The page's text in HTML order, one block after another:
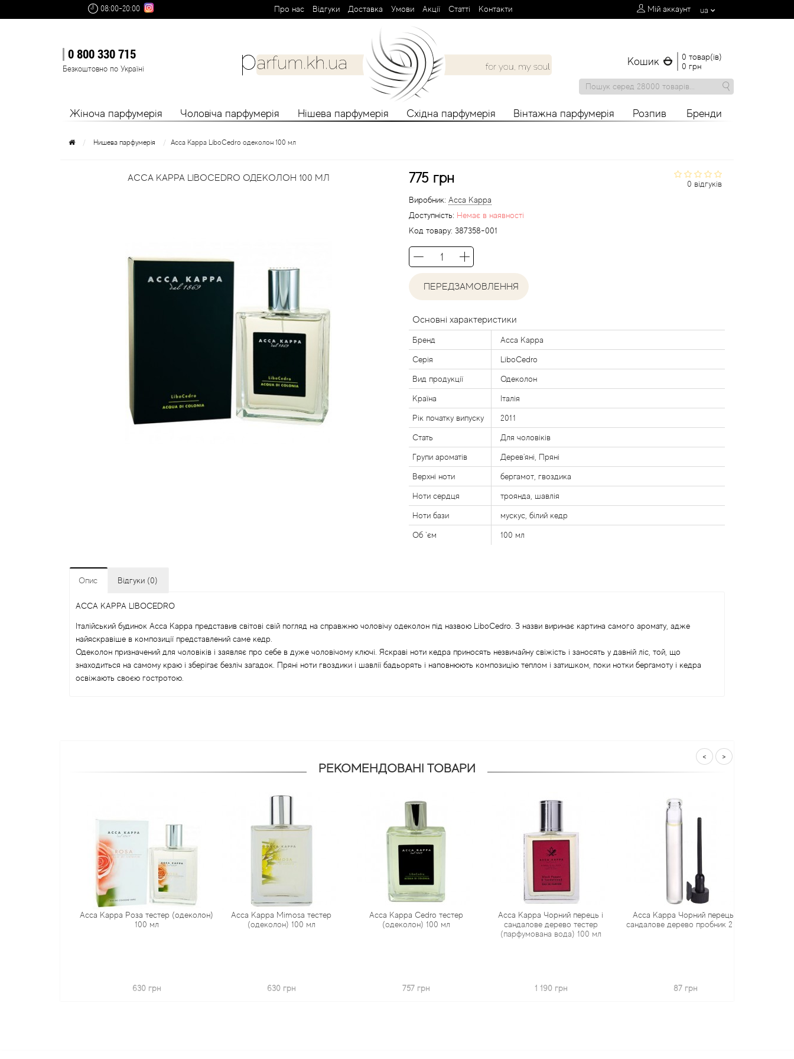
08:00-20:00 Про нас Вiдгуки Доставка Умови Aкції Cтатті Контакти Мій аккаунт ua
0 800 330 715
Безкоштовно по Україні
Кошик
0 товар(ів)
0 грн
Жіноча парфумерія Чоловіча парфумерія Нішева парфумерія Східна парфумерія Вінтажна парфумерія Розпив Бренди
Нишева парфумерія Acca Kappa LiboCedro одеколон 100 мл
ACCA KAPPA LIBOCEDRO ОДЕКОЛОН 100 МЛ
0 відгуків
775 грн
Виробник: Acca Kappa
Доступність: Немає в наявності
Код товару: 387358-001
ПЕРЕДЗАМОВЛЕННЯ
Основні характеристики
Бренд Acca Kappa
Серія LiboCedro
Вид продукції Одеколон
Країна Італія
Рік початку випуску 2011
Стать Для чоловіків
Групи ароматів Дерев'яні, Пряні
Верхні ноти бергамот, гвоздика
Ноти сердця троянда, шавлія
Ноти бази мускус, білий кедр
Об `єм 100 мл
Опис Відгуки (0)
ACCA KAPPA LIBOCEDRO
Італійський будинок Acca Kappa представив світові свій погляд на справжню чоловічу одеколон під назвою LiboCedro. З назви виринає картина самого аромату, адже
найяскравіше в композиції представлений саме кедр.
Одеколон призначений для чоловіків і заявляє про себе в дуже чоловічому ключі. Яскраві ноти кедра приносять незвичайну свіжість і заносять у давній ліс, той, що
знаходиться на самому краю і зберігає безліч загадок. Пряні ноти гвоздики і шавлії бадьорять і наповнюють композицію теплом і затишком, поки нотки бергамоту і кедра
освіжають своєю гостротою.
РЕКОМЕНДОВАНІ ТОВАРИ
Acca Kappa Роза тестер (одеколон)
100 мл
630 грн
Acca Kappa Mimosa тестер
(одеколон) 100 мл
630 грн
Acca Kappa Cedro тестер
(одеколон) 100 мл
757 грн
Acca Kappa Чорний перець і
сандалове дерево тестер
(парфумована вода) 100 мл
1 190 грн
Acca Kappa Чорний перець і
сандалове дерево пробник 2 мл
87 грн
< >